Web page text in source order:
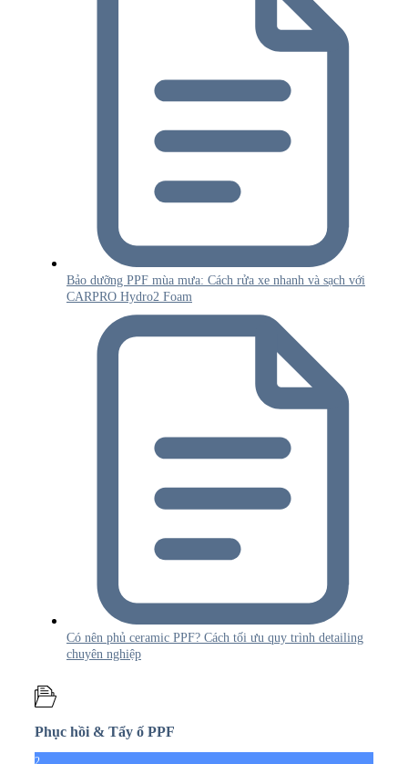
Bảo dưỡng PPF mùa mưa: Cách rửa xe nhanh và sạch với
CARPRO Hydro2 Foam
Có nên phủ ceramic PPF? Cách tối ưu quy trình detailing
chuyên nghiệp
Phục hồi & Tẩy ố PPF
2